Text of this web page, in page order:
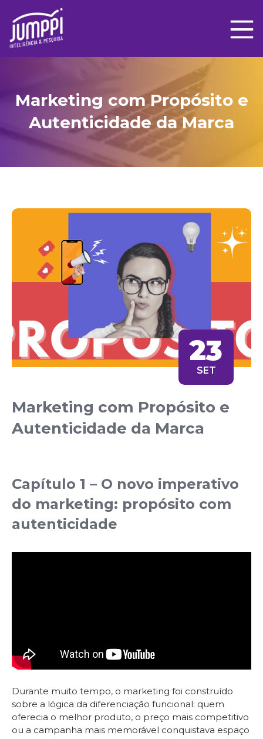
Marketing com Propósito e
Autenticidade da Marca
23
SET
Marketing com Propósito e
Autenticidade da Marca
Capítulo 1 – O novo imperativo
do marketing: propósito com
autenticidade
Durante muito tempo, o marketing foi construído
sobre a lógica da diferenciação funcional: quem
oferecia o melhor produto, o preço mais competitivo
ou a campanha mais memorável conquistava espaço